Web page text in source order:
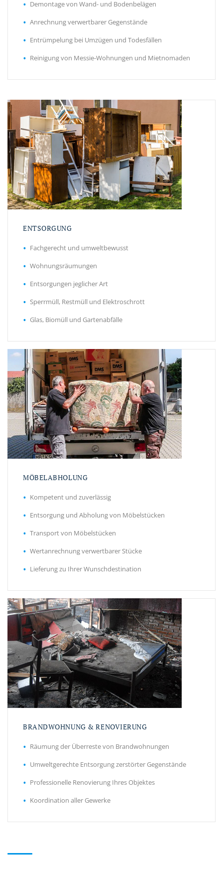
Demontage von Wand- und Bodenbelägen
Anrechnung verwertbarer Gegenstände
Entrümpelung bei Umzügen und Todesfällen
Reinigung von Messie-Wohnungen und Mietnomaden
ENTSORGUNG
Fachgerecht und umweltbewusst
Wohnungsräumungen
Entsorgungen jeglicher Art
Sperrmüll, Restmüll und Elektroschrott
Glas, Biomüll und Gartenabfälle
MÖBELABHOLUNG
Kompetent und zuverlässig
Entsorgung und Abholung von Möbelstücken
Transport von Möbelstücken
Wertanrechnung verwertbarer Stücke
Lieferung zu Ihrer Wunschdestination
BRANDWOHNUNG & RENOVIERUNG
Räumung der Überreste von Brandwohnungen
Umweltgerechte Entsorgung zerstörter Gegenstände
Professionelle Renovierung Ihres Objektes
Koordination aller Gewerke